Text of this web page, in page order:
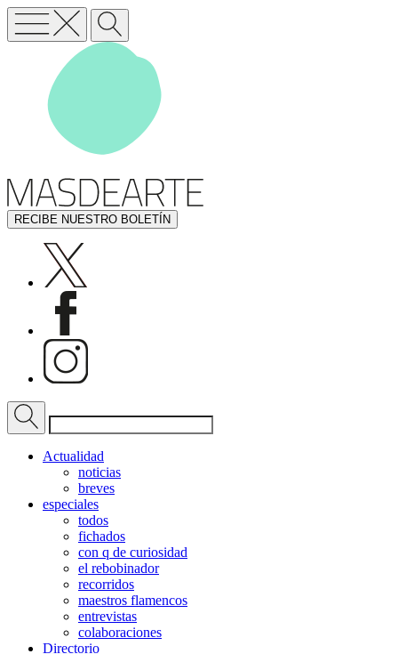
RECIBE NUESTRO BOLETÍN
Actualidad
noticias
breves
especiales
todos
fichados
con q de curiosidad
el rebobinador
recorridos
maestros flamencos
entrevistas
colaboraciones
Directorio